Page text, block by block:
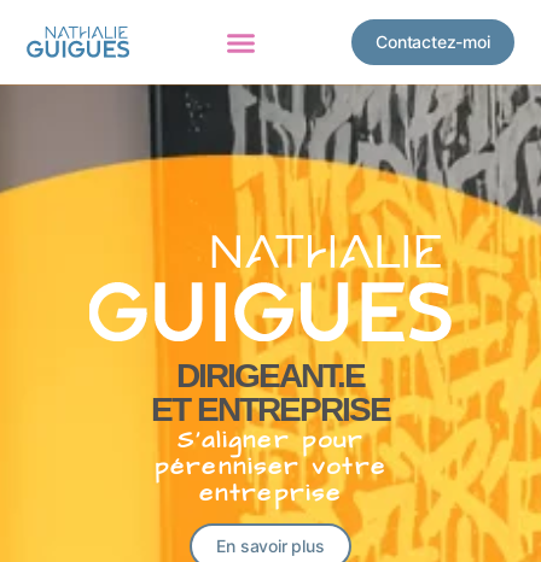
Contactez-moi
DIRIGEANT.E
ET ENTREPRISE
S’aligner pour
pérenniser votre
entreprise
En savoir plus